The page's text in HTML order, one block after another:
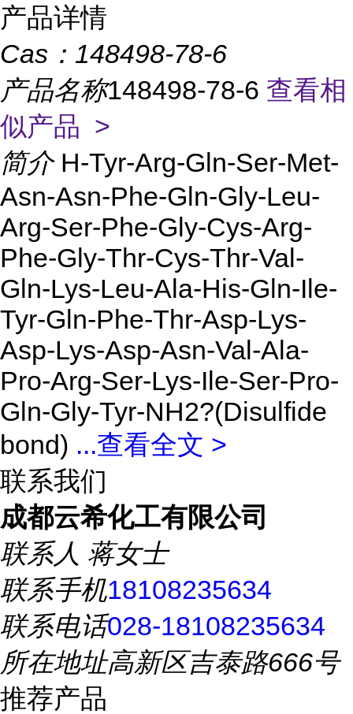
产品详情
Cas： 148498-78-6
产品名称148498-78-6 查看相
似产品 >
简介 H-Tyr-Arg-Gln-Ser-Met-
Asn-Asn-Phe-Gln-Gly-Leu-
Arg-Ser-Phe-Gly-Cys-Arg-
Phe-Gly-Thr-Cys-Thr-Val-
Gln-Lys-Leu-Ala-His-Gln-Ile-
Tyr-Gln-Phe-Thr-Asp-Lys-
Asp-Lys-Asp-Asn-Val-Ala-
Pro-Arg-Ser-Lys-Ile-Ser-Pro-
Gln-Gly-Tyr-NH2?(Disulfide
bond) ...查看全文 >
联系我们
成都云希化工有限公司
联系人 蒋女士
联系手机18108235634
联系电话028-18108235634
所在地址高新区吉泰路666号
推荐产品